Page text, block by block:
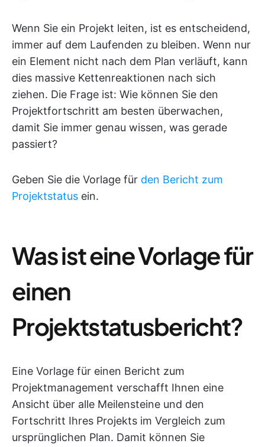
Wenn Sie ein Projekt leiten, ist es entscheidend,
immer auf dem Laufenden zu bleiben. Wenn nur
ein Element nicht nach dem Plan verläuft, kann
dies massive Kettenreaktionen nach sich
ziehen. Die Frage ist: Wie können Sie den
Projektfortschritt am besten überwachen,
damit Sie immer genau wissen, was gerade
passiert?
Geben Sie die Vorlage für den Bericht zum
Projektstatus ein.
Was ist eine Vorlage für
einen
Projektstatusbericht?
Eine Vorlage für einen Bericht zum
Projektmanagement verschafft Ihnen eine
Ansicht über alle Meilensteine und den
Fortschritt Ihres Projekts im Vergleich zum
ursprünglichen Plan. Damit können Sie